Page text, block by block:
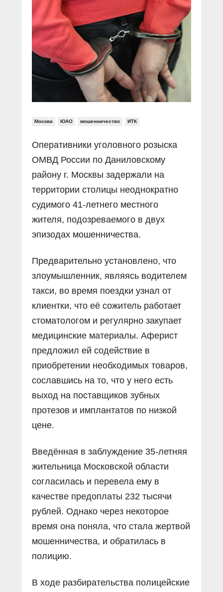
Социальные ролики
Документальные фильмы
Прямой разговор
В знании сила
Специальный репортаж
КиберПОСТОВОЙ
Газета «Щит и меч»
Журнал «Полиция России»
О ПОРТАЛЕ
Контакты
Вакансии
Москва ЮАО мошенничество ИТК
Оперативники уголовного розыска
ОМВД России по Даниловскому
району г. Москвы задержали на
территории столицы неоднократно
судимого 41-летнего местного
жителя, подозреваемого в двух
эпизодах мошенничества.
Предварительно установлено, что
злоумышленник, являясь водителем
такси, во время поездки узнал от
клиентки, что её сожитель работает
стоматологом и регулярно закупает
медицинские материалы. Аферист
предложил ей содействие в
приобретении необходимых товаров,
сославшись на то, что у него есть
выход на поставщиков зубных
протезов и имплантатов по низкой
цене.
Введённая в заблуждение 35-летняя
жительница Московской области
согласилась и перевела ему в
качестве предоплаты 232 тысячи
рублей. Однако через некоторое
время она поняла, что стала жертвой
мошенничества, и обратилась в
полицию.
В ходе разбирательства полицейские